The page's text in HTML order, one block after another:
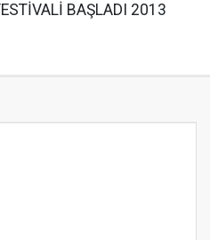
BAŞLADI 2013